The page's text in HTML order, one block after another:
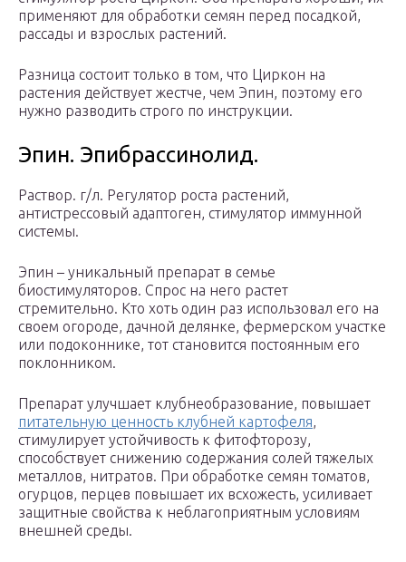
применяют для обработки семян перед посадкой,
рассады и взрослых растений.
Разница состоит только в том, что Циркон на
растения действует жестче, чем Эпин, поэтому его
нужно разводить строго по инструкции.
Эпин. Эпибрассинолид.
Раствор. г/л. Регулятор роста растений,
антистрессовый адаптоген, стимулятор иммунной
системы.
Эпин – уникальный препарат в семье
биостимуляторов. Спрос на него растет
стремительно. Кто хоть один раз использовал его на
своем огороде, дачной делянке, фермерском участке
или подоконнике, тот становится постоянным его
поклонником.
Препарат улучшает клубнеобразование, повышает
питательную ценность клубней картофеля,
стимулирует устойчивость к фитофторозу,
способствует снижению содержания солей тяжелых
металлов, нитратов. При обработке семян томатов,
огурцов, перцев повышает их всхожесть, усиливает
защитные свойства к неблагоприятным условиям
внешней среды.